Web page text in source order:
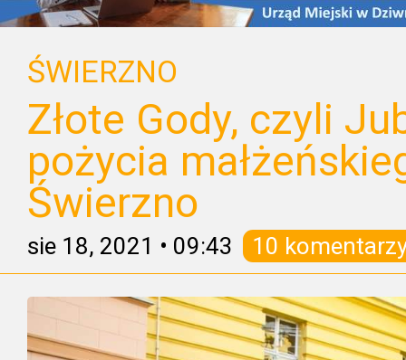
ŚWIERZNO
Złote Gody, czyli
pożycia
Świerzno
sie 18, 2021 • 09:43 10